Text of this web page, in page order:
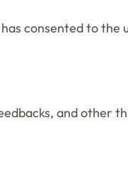
consented to the
and other